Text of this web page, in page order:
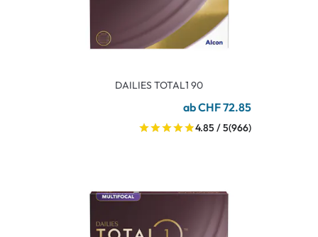
DAILIES TOTAL1 90
ab CHF 72.85
4.85 / 5(966)